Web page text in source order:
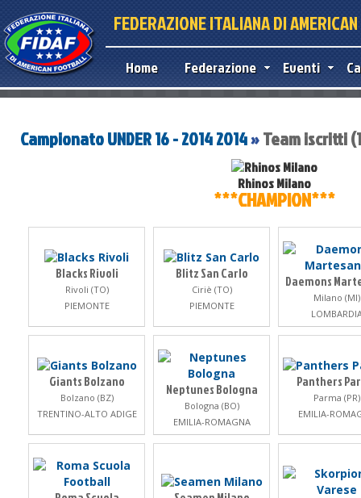
FEDERAZIONE ITALIANA DI
Home Federazione Eventi
Campionato UNDER 16 - 2014 2014»Team iscritti
Rhinos Milano
***CHAMPION***
Blacks Rivoli
Rivoli (TO)
PIEMONTE
Blitz San Carlo
Ciriè (TO)
PIEMONTE
Daemons
Milano (MI)
Giants Bolzano
Bolzano (BZ)
TRENTINO-ALTO ADIGE
Neptunes Bologna
Bologna (BO)
EMILIA-ROMAGNA
Panthers
Parma (PR)
EMILIA-